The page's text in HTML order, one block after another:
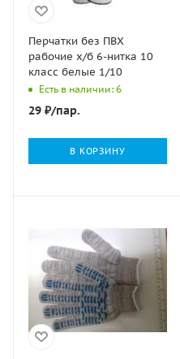
Перчатки без ПВХ
рабочие х/б 6-нитка 10
класс белые 1/10
Есть в наличии: 6
29 ₽/пар.
В КОРЗИНУ